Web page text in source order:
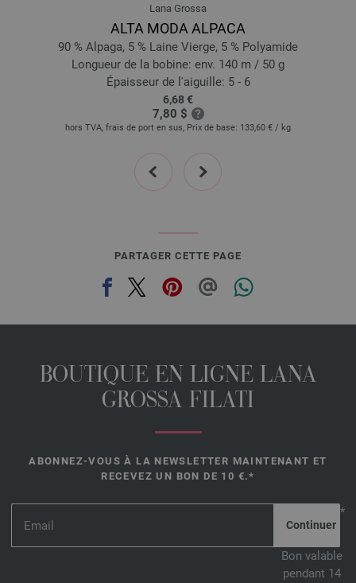
Lana Grossa
ALTA MODA ALPACA
90 % Alpaga, 5 % Laine Vierge, 5 % Polyamide
Longueur de la bobine: env. 140 m / 50 g
Épaisseur de l'aiguille: 5 - 6
6,68 €
7,80 $
hors TVA, frais de port en sus, Prix de base: 133,60 € / kg
prev next
PARTAGER CETTE PAGE
BOUTIQUE EN LIGNE LANA
GROSSA FILATI
ABONNEZ-VOUS À LA NEWSLETTER MAINTENANT ET
RECEVEZ UN BON DE 10 €.*
*
Bon valable
pendant 14